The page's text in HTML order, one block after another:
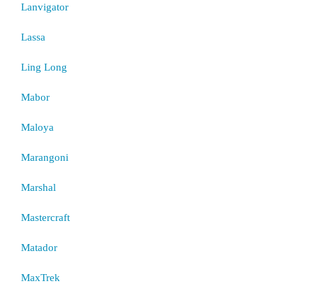
Lanvigator
Lassa
Ling Long
Mabor
Maloya
Marangoni
Marshal
Mastercraft
Matador
MaxTrek